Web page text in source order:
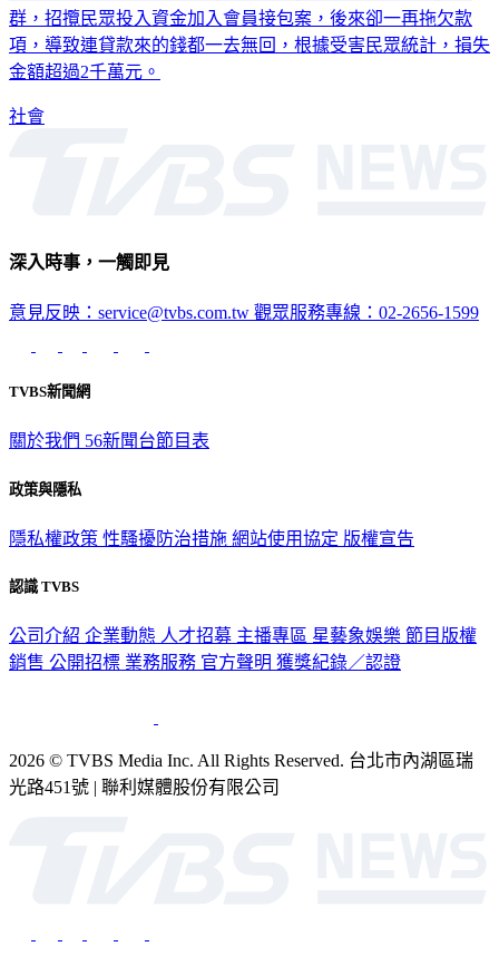
群，招攬民眾投入資金加入會員接包案，後來卻一再拖欠款
項，導致連貸款來的錢都一去無回，根據受害民眾統計，損失
金額超過2千萬元。
社會
深入時事，一觸即見
意見反映：service@tvbs.com.tw 觀眾服務專線：02-2656-1599
TVBS新聞網
關於我們 56新聞台節目表
政策與隱私
隱私權政策 性騷擾防治措施 網站使用協定 版權宣告
認識 TVBS
公司介紹 企業動態 人才招募 主播專區 星藝象娛樂 節目版權
銷售 公開招標 業務服務 官方聲明 獲獎紀錄／認證
2026 © TVBS Media Inc. All Rights Reserved. 台北市內湖區瑞
光路451號 | 聯利媒體股份有限公司